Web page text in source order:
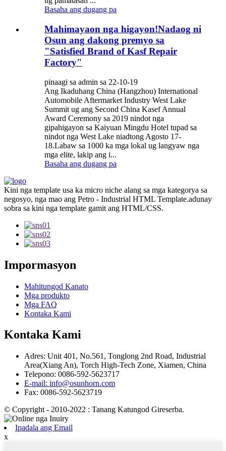
Basaha ang dugang pa
Mahimayaon nga higayon!Nadaog ni
Osun ang dakong premyo sa
"Satisfied Brand of Kasf Repair
Factory"
pinaagi sa admin sa 22-10-19
Ang Ikaduhang China (Hangzhou) International
Automobile Aftermarket Industry West Lake
Summit ug ang Second China Kasef Annual
Award Ceremony sa 2019 nindot nga
gipahigayon sa Kaiyuan Mingdu Hotel tupad sa
nindot nga West Lake niadtong Agosto 17-
18.Labaw sa 1000 ka mga lokal ug langyaw nga
mga elite, lakip ang i...
Basaha ang dugang pa
Kini nga template usa ka micro niche alang sa mga kategorya sa
negosyo, nga mao ang Petro - Industrial HTML Template.adunay
sobra sa kini nga template gamit ang HTML/CSS.
Impormasyon
Mahitungod Kanato
Mga produkto
Mga FAQ
Kontaka Kami
Kontaka Kami
Adres: Unit 401, No.561, Tonglong 2nd Road, Industrial
Area(Xiang An), Torch High-Tech Zone, Xiamen, China
Telepono: 0086-592-5623717
E-mail: info@osunhorn.com
Fax: 0086-592-5623719
© Copyright - 2010-2022 : Tanang Katungod Gireserba.
Ipadala ang Email
x